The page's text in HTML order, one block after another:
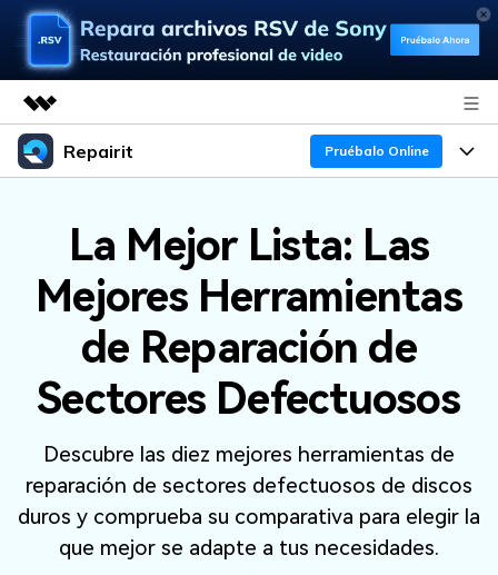
Productos destacados
Utilidades
Resumen
Soluciones
Quiénes somos
Sala de prensa
Repairit Pruébalo Online
Repairit IA
Repara y mejora archivos con IA
multiplataforma
Pruébalo Gratis
Repairit en Línea IA
Repara y mejora archivos en línea
Funciones
Para PC
En Línea
¿Por qué Repairit?
Experto en Reparación de Datos
Perspectiva Tecnológica
Guías y Soporte
Recursos
Soluciones de Archivos
Soluciones de Fotos
Soluciones de Audio
Repairit Toolkit
Repara profesionalmente tus videos, fotos,
documentos y audios con inteligencia artificial.
La Mejor Lista: Las
Mejores Herramientas
de Reparación de
Sectores Defectuosos
Descubre las diez mejores herramientas de
reparación de sectores defectuosos de discos
duros y comprueba su comparativa para elegir la
que mejor se adapte a tus necesidades.